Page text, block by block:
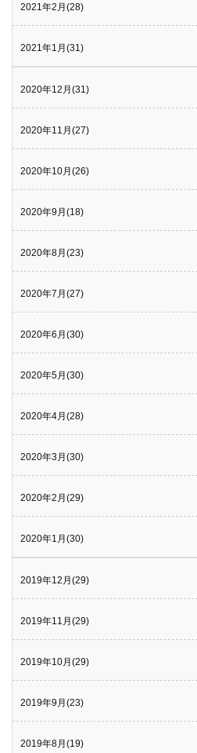
2021年2月(28)
2021年1月(31)
2020年12月(31)
2020年11月(27)
2020年10月(26)
2020年9月(18)
2020年8月(23)
2020年7月(27)
2020年6月(30)
2020年5月(30)
2020年4月(28)
2020年3月(30)
2020年2月(29)
2020年1月(30)
2019年12月(29)
2019年11月(29)
2019年10月(29)
2019年9月(23)
2019年8月(19)